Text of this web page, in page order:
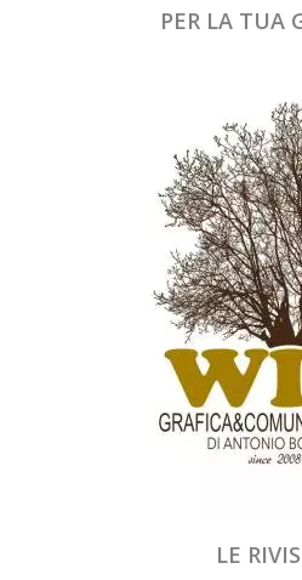
PER LA TUA
LE